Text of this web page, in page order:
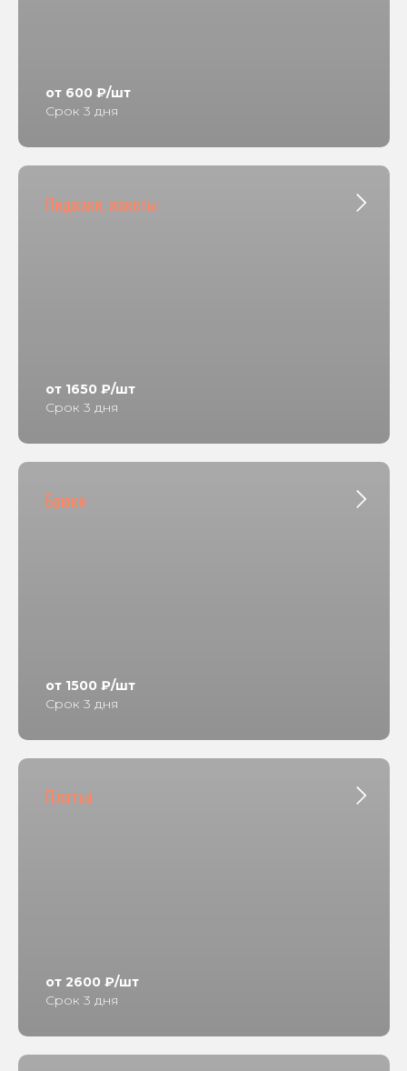
от 600 ₽/шт
Срок 3 дня
Пиджаки, жакеты
от 1650 ₽/шт
Срок 3 дня
Брюки
от 1500 ₽/шт
Срок 3 дня
Платья
от 2600 ₽/шт
Срок 3 дня